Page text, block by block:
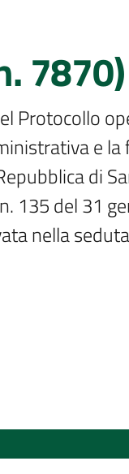
7870)
Protocollo
e
di
135 del 31
nella